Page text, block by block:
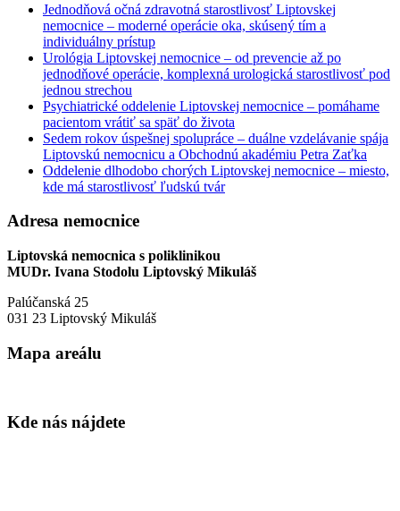
Jednodňová očná zdravotná starostlivosť Liptovskej
nemocnice – moderné operácie oka, skúsený tím a
individuálny prístup
Urológia Liptovskej nemocnice – od prevencie až po
jednodňové operácie, komplexná urologická starostlivosť pod
jednou strechou
Psychiatrické oddelenie Liptovskej nemocnice – pomáhame
pacientom vrátiť sa späť do života
Sedem rokov úspešnej spolupráce – duálne vzdelávanie spája
Liptovskú nemocnicu a Obchodnú akadémiu Petra Zaťka
Oddelenie dlhodobo chorých Liptovskej nemocnice – miesto,
kde má starostlivosť ľudskú tvár
Adresa nemocnice
Liptovská nemocnica s poliklinikou
MUDr. Ivana Stodolu Liptovský Mikuláš
Palúčanská 25
031 23 Liptovský Mikuláš
Mapa areálu
Kde nás nájdete